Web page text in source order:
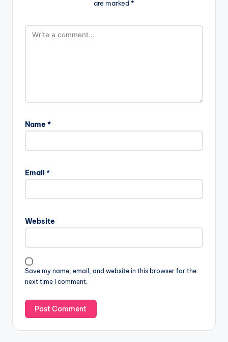
are marked*
Name *
Email *
Website
Save my name, email, and website in this browser for the
next time I comment.